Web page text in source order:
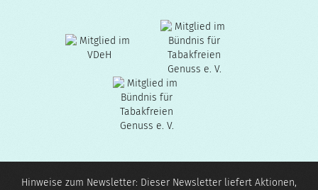
Hinweise zum Newsletter: Dieser Newsletter liefert Aktionen,